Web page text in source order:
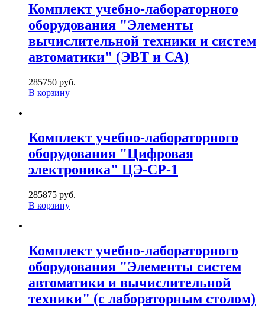
Комплект учебно-лабораторного
оборудования "Элементы
вычислительной техники и систем
автоматики" (ЭВТ и СА)
285750 руб.
В корзину
Комплект учебно-лабораторного
оборудования "Цифровая
электроника" ЦЭ-СР-1
285875 руб.
В корзину
Комплект учебно-лабораторного
оборудования "Элементы систем
автоматики и вычислительной
техники" (с лабораторным столом)